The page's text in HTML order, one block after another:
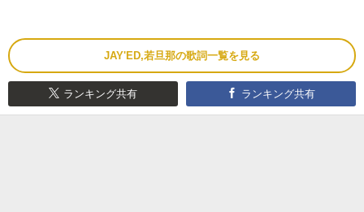
JAY'ED,若旦那の歌詞一覧を見る
ランキング共有 ランキング共有